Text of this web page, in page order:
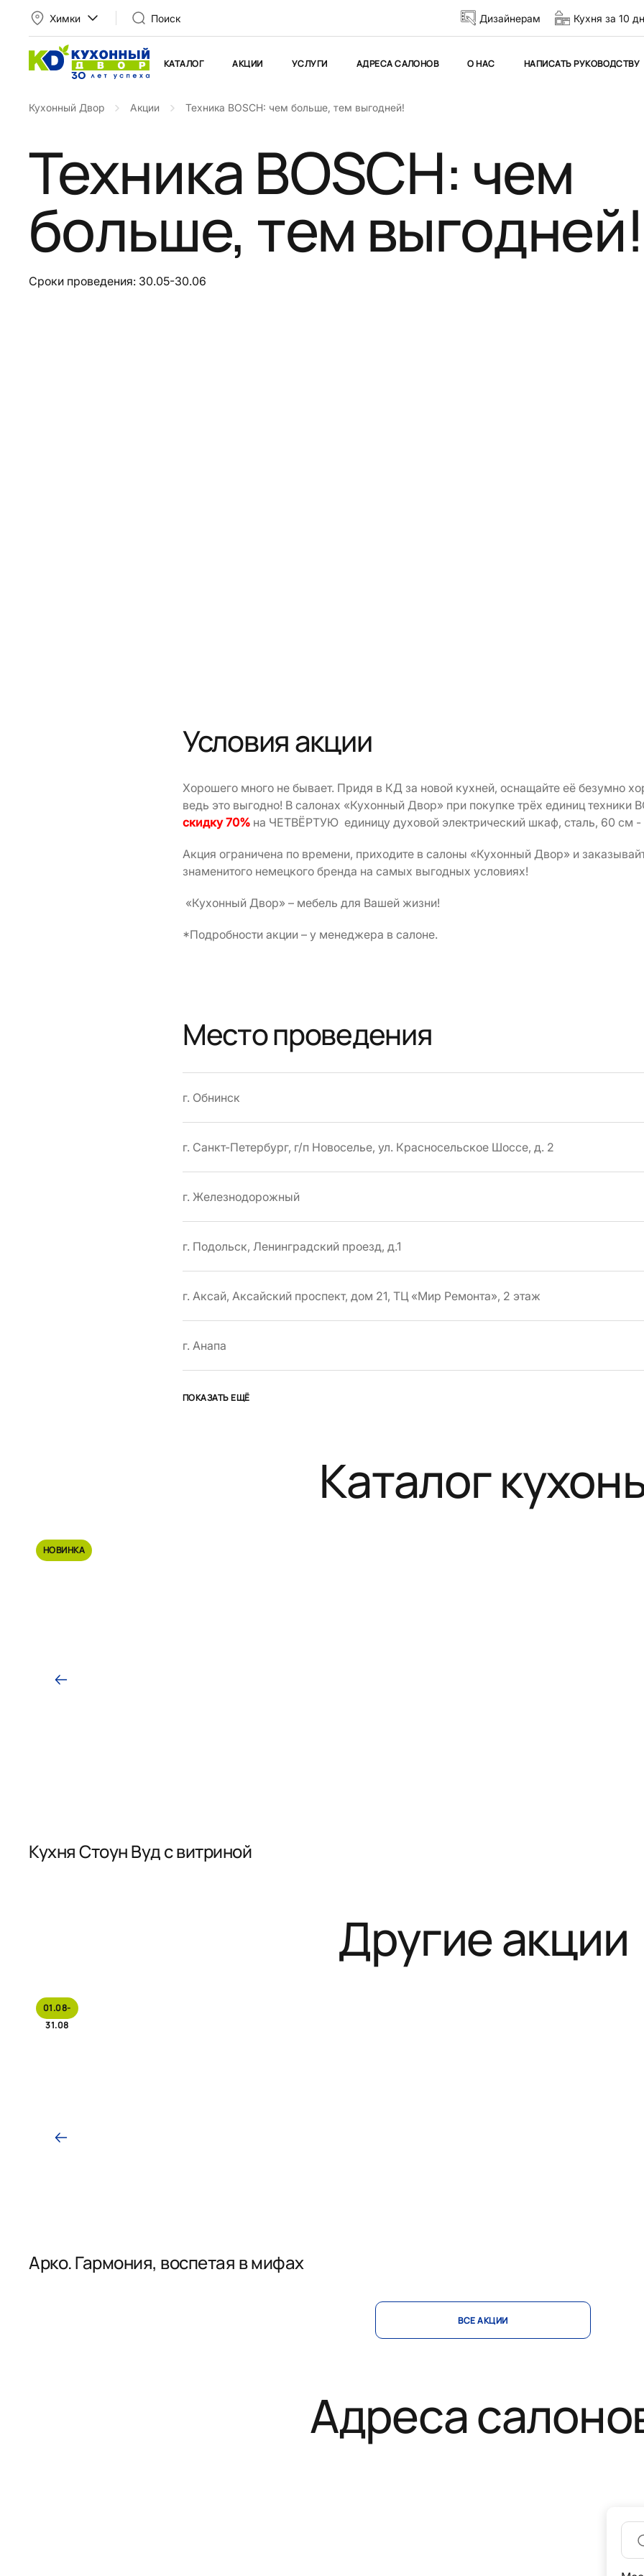
Химки Поиск Дизайнерам Кухня за 10
КАТАЛОГ АКЦИИ УСЛУГИ АДРЕСА САЛОНОВ О НАС НАПИСАТЬ РУКОВОДСТВУ
Кухонный Двор Акции Техника BOSCH: чем больше, тем выгодней!
Техника BOSCH: чем
больше, тем выгодней!
Сроки проведения: 30.05-30.06
Условия акции
Хорошего много не бывает. Придя в КД за новой кухней, оснащайте её безумно
ведь это выгодно! В салонах «Кухонный Двор» при покупке трёх единиц техники
скидку 70% на ЧЕТВЁРТУЮ единицу духовой электрический шкаф, сталь, 60 см -
Акция ограничена по времени, приходите в салоны «Кухонный Двор» и
знаменитого немецкого бренда на самых выгодных условиях!
«Кухонный Двор» – мебель для Вашей жизни!
*Подробности акции – у менеджера в салоне.
Место проведения
г. Обнинск
г. Санкт-Петербург, г/п Новоселье, ул. Красносельское Шоссе, д. 2
г. Железнодорожный
г. Подольск, Ленинградский проезд, д.1
г. Аксай, Аксайский проспект, дом 21, ТЦ «Мир Ремонта», 2 этаж
г. Анапа
ПОКАЗАТЬ ЕЩЁ
Каталог
НОВИНКА
Кухня Стоун Вуд с витриной
Другие акции
01.08-
31.08
Арко. Гармония, воспетая в мифах
ВСЕ АКЦИИ
Адреса